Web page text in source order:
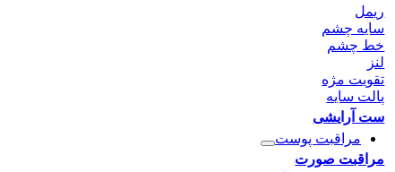
ریمل
سایه چشم
خط چشم
لنز
تقویت مژه
پالت سایه
ست آرایشی
مراقبت پوست
مراقبت صورت